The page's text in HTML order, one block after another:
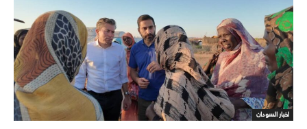
اخبار السودان